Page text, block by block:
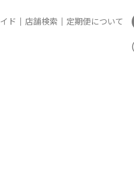
ド 店舗検索 定期便について